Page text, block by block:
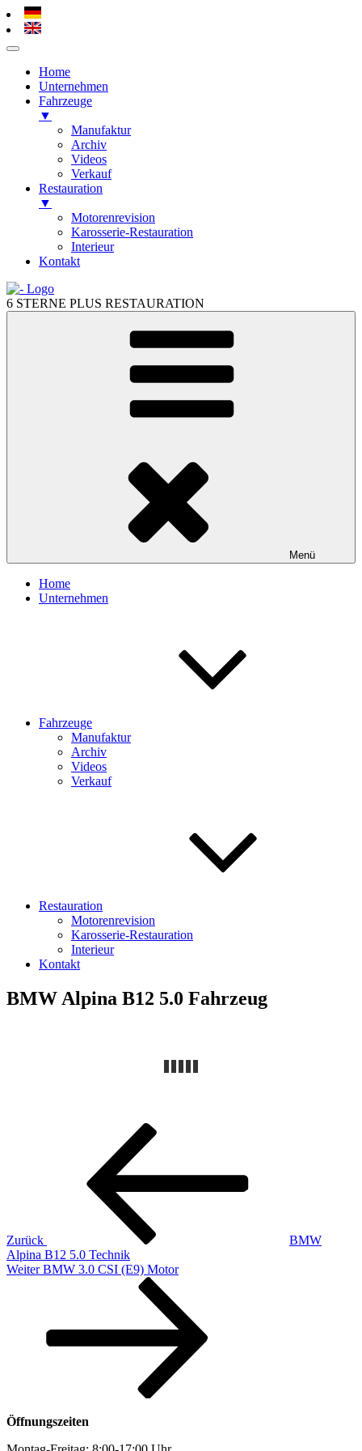
Home
Unternehmen
Fahrzeuge
▼
Manufaktur
Archiv
Videos
Verkauf
Restauration
▼
Motorenrevision
Karosserie-Restauration
Interieur
Kontakt
Zum
Inhalt
springen
6 STERNE PLUS RESTAURATION
Zum
Menü
Home
Unternehmen
Fahrzeuge
Manufaktur
Archiv
Videos
Verkauf
Restauration
Motorenrevision
Karosserie-Restauration
Interieur
Kontakt
BMW Alpina B12 5.0 Fahrzeug
Beitragsnavigation
Zurück
BMW
Alpina B12 5.0 Technik
Nächster
Weiter BMW 3.0 CSI (E9) Motor
Öffnungszeiten